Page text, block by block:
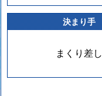
決まり手
まくり差し